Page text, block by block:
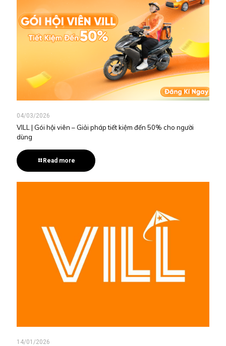
04/03/2026
VILL | Gói hội viên – Giải pháp tiết kiệm đến 50% cho người
dùng
Read more
14/01/2026